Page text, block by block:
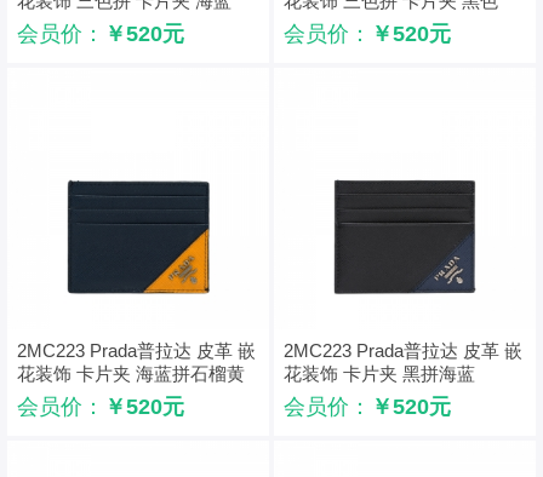
会员价： ￥520元 会员价： ￥520元
2MC223 Prada普拉达 皮革 嵌
花装饰 卡片夹 海蓝拼石榴黄
会员价： ￥520元
2MC223 Prada普拉达 皮革 嵌
花装饰 卡片夹 黑拼海蓝
会员价： ￥520元